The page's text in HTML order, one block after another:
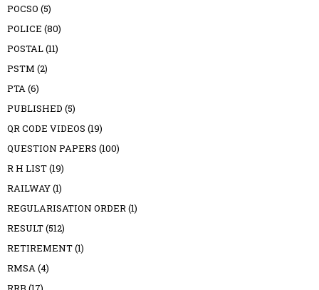
POCSO (5)
POLICE (80)
POSTAL(11)
PSTM (2)
PTA(6)
PUBLISHED (5)
QR CODE VIDEOS (19)
QUESTION PAPERS (100)
R H LIST(19)
RAILWAY(1)
REGULARISATION ORDER(1)
RESULT(512)
RETIREMENT(1)
RMSA(4)